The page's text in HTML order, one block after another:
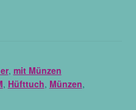
, mit Münzen
, Hüfttuch, Münzen,